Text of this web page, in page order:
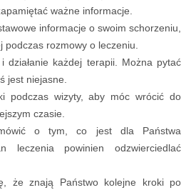
ważne informacje.
informacje o swoim schorzeniu,
podczas rozmowy o leczeniu.
działanie każdej terapii. Można pytać
jest niejasne.
podczas wizyty, aby móc wrócić do
czasie.
o tym, co jest dla Państwa
leczenia powinien odzwierciedlać
że znają Państwo kolejne kroki po